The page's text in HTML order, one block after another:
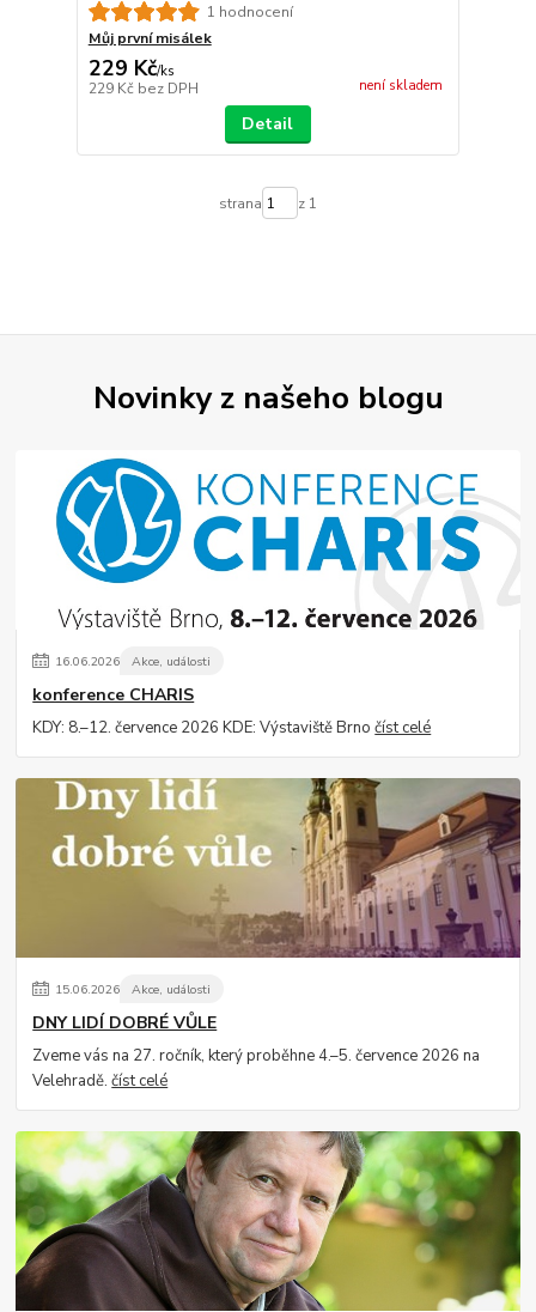
1 hodnocení
Můj první misálek
229 Kč/ks
229 Kč bez DPH není skladem
Detail
strana z 1
Novinky z našeho blogu
16.06.2026 Akce, události
konference CHARIS
KDY: 8.–12. července 2026 KDE: Výstaviště Brnočíst celé
15.06.2026 Akce, události
DNY LIDÍ DOBRÉ VŮLE
Zveme vás na 27. ročník, který proběhne 4.–5. července 2026 na
Velehradě.číst celé